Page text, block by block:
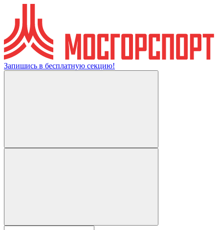
Запишись в бесплатную секцию!